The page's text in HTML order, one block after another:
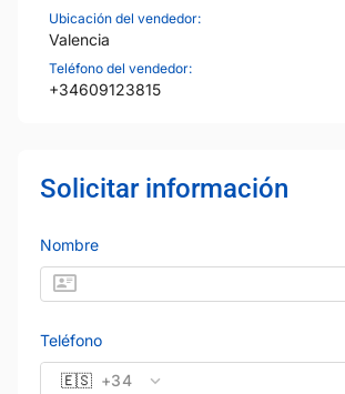
Ubicación del vendedor:
Valencia
Teléfono del vendedor:
+34609123815
Solicitar información
Nombre
Teléfono
🇪🇸 +34